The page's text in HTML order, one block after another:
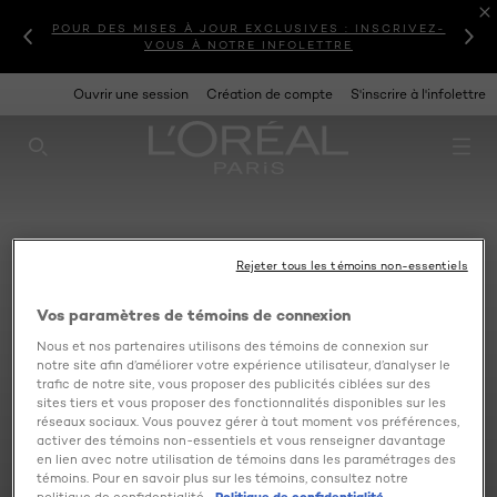
POUR DES MISES À JOUR EXCLUSIVES : INSCRIVEZ-
VOUS À NOTRE INFOLETTRE
Ouvrir une session Création de compte S'inscrire à l'infolettre
Vos paramètres de témoins de connexion
Nous et nos partenaires utilisons des témoins de connexion sur
notre site afin d’améliorer votre expérience utilisateur, d’analyser le
trafic de notre site, vous proposer des publicités ciblées sur des
sites tiers et vous proposer des fonctionnalités disponibles sur les
réseaux sociaux. Vous pouvez gérer à tout moment vos préférences,
activer des témoins non-essentiels et vous renseigner davantage
en lien avec notre utilisation de témoins dans les paramétrages des
témoins. Pour en savoir plus sur les témoins, consultez notre
Rejeter tous les témoins non-essentiels